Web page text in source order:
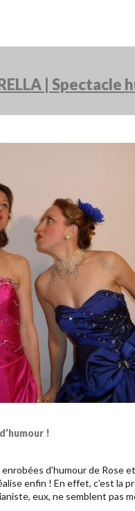
| Spectacle
!
d’humour de
enfin ! En effet, c’est la
eux, ne semblent pas